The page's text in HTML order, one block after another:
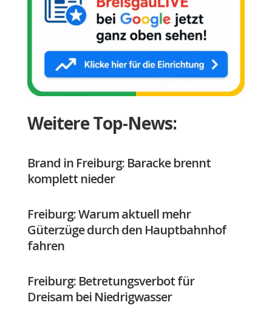
Weitere Top-News:
Brand in Freiburg: Baracke brennt
komplett nieder
Freiburg: Warum aktuell mehr
Güterzüge durch den Hauptbahnhof
fahren
Freiburg: Betretungsverbot für
Dreisam bei Niedrigwasser